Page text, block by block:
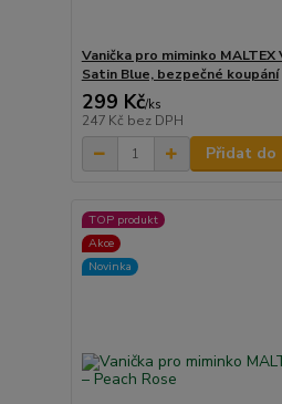
Vanička pro miminko MALTEX
Satin Blue, bezpečné koupání
299 Kč/ks
247 Kč bez DPH
Přidat do
TOP produkt
Akce
Novinka